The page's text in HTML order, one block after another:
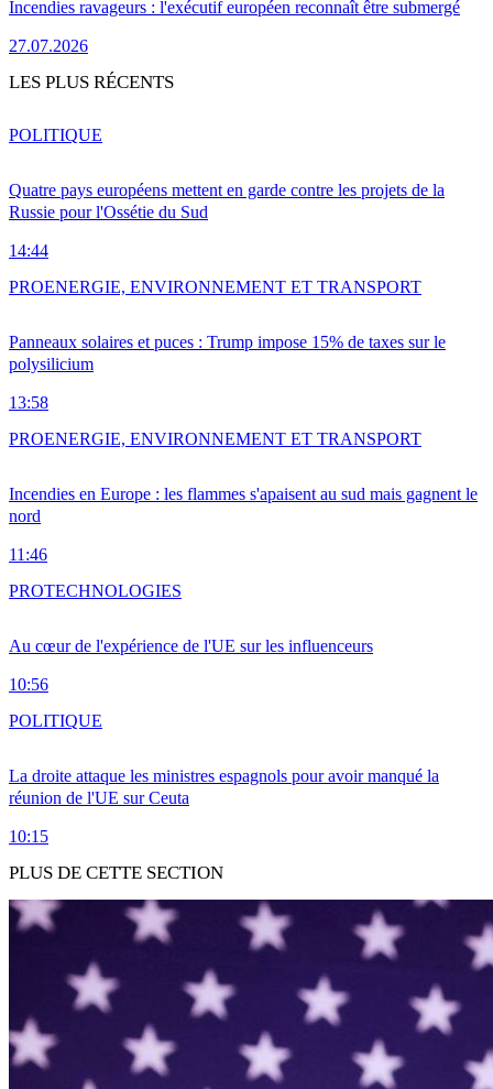
Incendies ravageurs : l'exécutif européen reconnaît être submergé
27.07.2026
LES PLUS RÉCENTS
Quatre pays européens mettent en garde contre les projets de la
Russie pour l'Ossétie du Sud
14:44
POLITIQUE
Panneaux solaires et puces : Trump impose 15% de taxes sur le
polysilicium
13:58
PROENERGIE, ENVIRONNEMENT ET TRANSPORT
Incendies en Europe : les flammes s'apaisent au sud mais gagnent le
nord
11:46
PROENERGIE, ENVIRONNEMENT ET TRANSPORT
Au cœur de l'expérience de l'UE sur les influenceurs
10:56
PROTECHNOLOGIES
La droite attaque les ministres espagnols pour avoir manqué la
réunion de l'UE sur Ceuta
10:15
POLITIQUE
PLUS DE CETTE SECTION